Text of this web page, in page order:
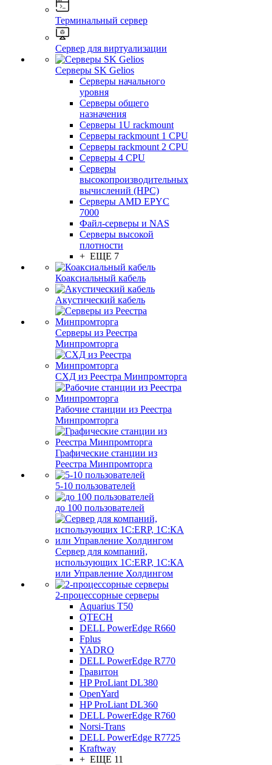
Терминальный сервер
Сервер для виртуализации
Серверы SK Gelios
Серверы начального
уровня
Серверы общего
назначения
Серверы 1U rackmount
Серверы rackmount 1 CPU
Серверы rackmount 2 CPU
Серверы 4 CPU
Серверы
высокопроизводительных
вычислений (HPC)
Серверы AMD EPYC
7000
Файл-серверы и NAS
Серверы высокой
плотности
+ ЕЩЕ 7
Коаксиальный кабель
Акустический кабель
Серверы из Реестра
Минпромторга
СХД из Реестра Минпромторга
Рабочие станции из Реестра
Минпромторга
Графические станции из
Реестра Минпромторга
5-10 пользователей
до 100 пользователей
Сервер для компаний,
использующих 1C:ERP, 1С:КА
или Управление Холдингом
2-процессорные серверы
Aquarius T50
QTECH
DELL PowerEdge R660
Fplus
YADRO
DELL PowerEdge R770
Гравитон
HP ProLiant DL380
OpenYard
HP ProLiant DL360
DELL PowerEdge R760
Norsi-Trans
DELL PowerEdge R7725
Kraftway
+ ЕЩЕ 11